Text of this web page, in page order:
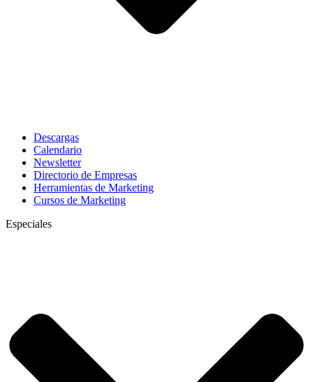
Descargas
Calendario
Newsletter
Directorio de Empresas
Herramientas de Marketing
Cursos de Marketing
Especiales